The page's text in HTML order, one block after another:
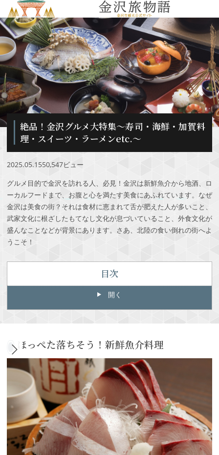
絶品！金沢グルメ大特集～寿司・海鮮・加賀料
理・スイーツ・ラーメンetc.～
グルメ目的で金沢を訪れる人、必見！金沢は新鮮魚介から地酒、ロ
ーカルフードまで、お腹と心を満たす美食にあふれています。なぜ
金沢は美食の街？それは食材に恵まれて舌が肥えた人が多いこと、
武家文化に根ざしたもてなし文化が息づいていること、外食文化が
盛んなことなどが背景にあります。さあ、北陸の食い倒れの街へよ
うこそ！
2025.05.1550,547ビュー
目次
開く
ほっぺた落ちそう！新鮮魚介料理